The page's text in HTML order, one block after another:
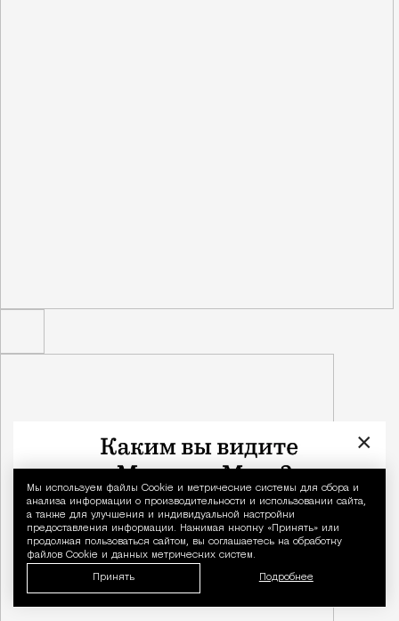
Уведомление
Мы используем файлы Сookie и метрические системы для сбора и
анализа информации о производительности и использовании сайта,
а также для улучшения и индивидуальной настройки
предоставления информации. Нажимая кнопку «Принять» или
продолжая пользоваться сайтом, вы соглашаетесь на обработку
файлов Cookie и данных метрических систем.
Принять Подробнее
×